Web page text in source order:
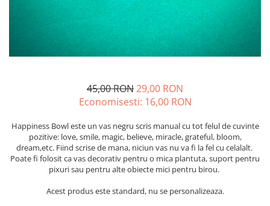
45,00 RON29,00 RON
Economisesti: 16,00 RON
Happiness Bowl este un vas negru scris manual cu tot felul de cuvinte
pozitive: love, smile, magic, believe, miracle, grateful, bloom,
dream,etc. Fiind scrise de mana, niciun vas nu va fi la fel cu celalalt.
Poate fi folosit ca vas decorativ pentru o mica plantuta, suport pentru
pixuri sau pentru alte obiecte mici pentru birou.
Acest produs este standard, nu se personalizeaza.